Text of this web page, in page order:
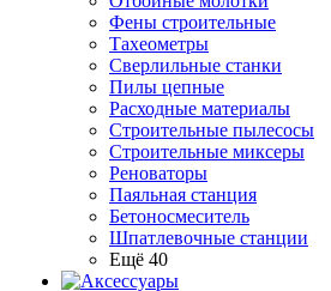
Фены строительные
Тахеометры
Сверлильные станки
Пилы цепные
Расходные материалы
Строительные пылесосы
Строительные миксеры
Реноваторы
Паяльная станция
Бетоносмеситель
Шпатлевочные станции
Ещё 40